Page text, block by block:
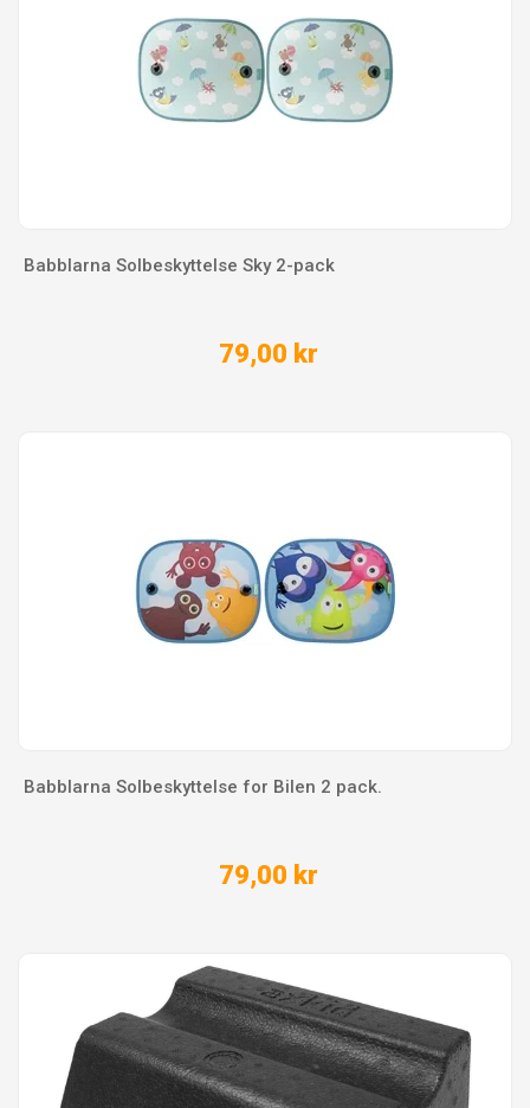
Babblarna Solbeskyttelse Sky 2-pack
79,00 kr
Babblarna Solbeskyttelse for Bilen 2 pack.
79,00 kr